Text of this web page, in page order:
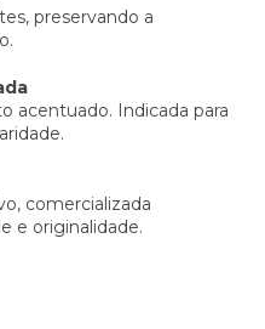
preservando a
acentuado. Indicada para
comercializada
e originalidade.